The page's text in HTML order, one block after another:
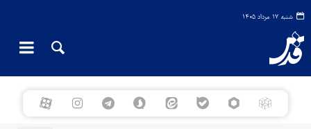
شنبه ۱۷ مرداد ۱۴۰۵